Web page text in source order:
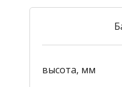
высота, мм